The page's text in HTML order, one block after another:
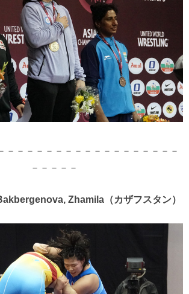
－－－－－－－－－－－－－－－－－－
－－－－－
Zhamila（カザフスタン）